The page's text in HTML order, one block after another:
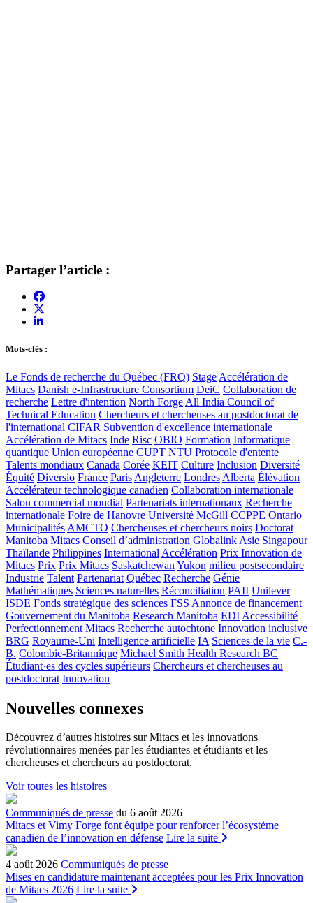
Partager l’article :
Mots-clés :
Le Fonds de recherche du Québec (FRQ) Stage Accélération de
Mitacs Danish e-Infrastructure Consortium DeiC Collaboration de
recherche Lettre d'intention North Forge All India Council of
Technical Education Chercheurs et chercheuses au postdoctorat de
l'international CIFAR Subvention d'excellence internationale
Accélération de Mitacs Inde Risc OBIO Formation Informatique
quantique Union européenne CUPT NTU Protocole d'entente
Talents mondiaux Canada Corée KEIT Culture Inclusion Diversité
Équité Diversio France Paris Angleterre Londres Alberta Élévation
Accélérateur technologique canadien Collaboration internationale
Salon commercial mondial Partenariats internationaux Recherche
internationale Foire de Hanovre Université McGill CCPPE Ontario
Municipalités AMCTO Chercheuses et chercheurs noirs Doctorat
Manitoba Mitacs Conseil d’administration Globalink Asie Singapour
Thaïlande Philippines International Accélération Prix Innovation de
Mitacs Prix Prix Mitacs Saskatchewan Yukon milieu postsecondaire
Industrie Talent Partenariat Québec Recherche Génie
Mathématiques Sciences naturelles Réconciliation PAII Unilever
ISDE Fonds stratégique des sciences FSS Annonce de financement
Gouvernement du Manitoba Research Manitoba EDI Accessibilité
Perfectionnement Mitacs Recherche autochtone Innovation inclusive
BRG Royaume-Uni Intelligence artificielle IA Sciences de la vie C.-
B. Colombie-Britannique Michael Smith Health Research BC
Étudiant·es des cycles supérieurs Chercheurs et chercheuses au
postdoctorat Innovation
Nouvelles connexes
Découvrez d’autres histoires sur Mitacs et les innovations
révolutionnaires menées par les étudiantes et étudiants et les
chercheuses et chercheurs au postdoctorat.
Voir toutes les histoires
Communiqués de presse du 6 août 2026
Mitacs et Vimy Forge font équipe pour renforcer l’écosystème
canadien de l’innovation en défense Lire la suite
4 août 2026 Communiqués de presse
Mises en candidature maintenant acceptées pour les Prix Innovation
de Mitacs 2026 Lire la suite